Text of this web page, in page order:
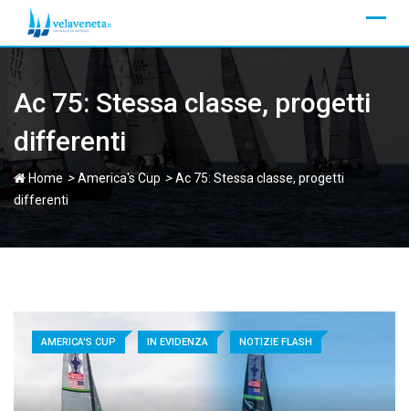
content
Ac 75: Stessa classe, progetti
differenti
Home >America's Cup >Ac 75: Stessa classe, progetti
differenti
AMERICA'S CUP IN EVIDENZA NOTIZIE FLASH